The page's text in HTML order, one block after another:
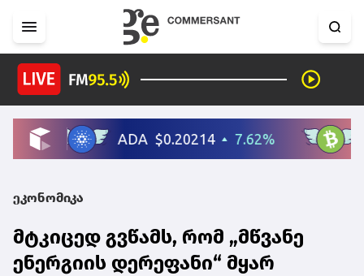
ეკონომიკა
მტკიცედ გვწამს, რომ „მწვანე
ენერგიის დერეფანი“ მყარ